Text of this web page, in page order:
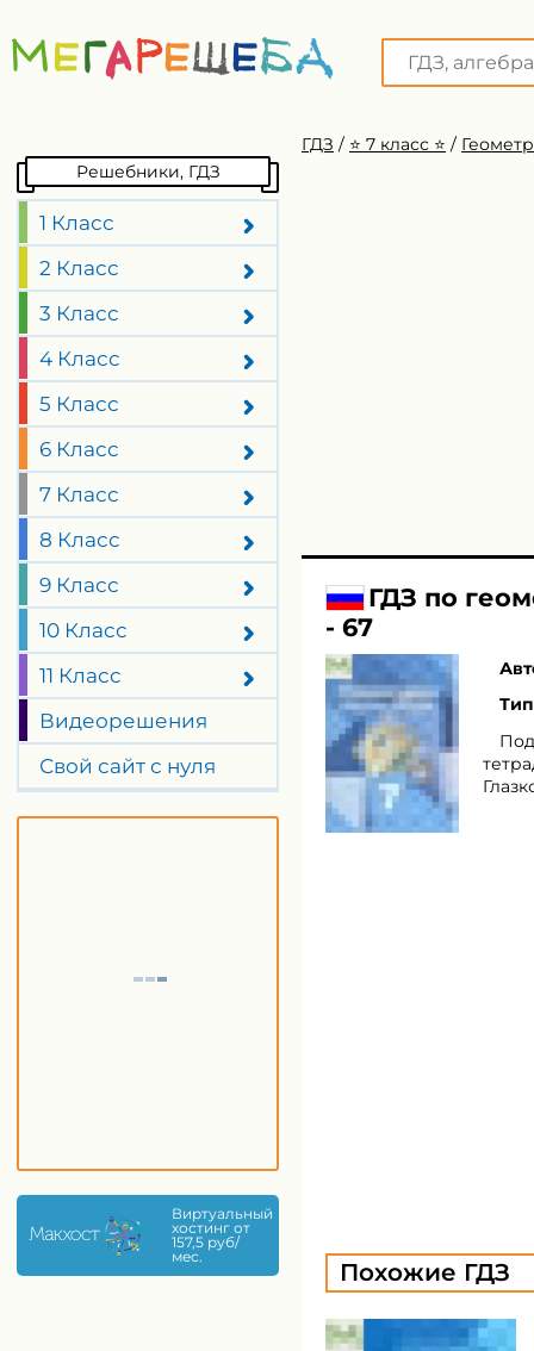
Решебники, ГДЗ
1 Класс
2 Класс
3 Класс
4 Класс
5 Класс
6 Класс
7 Класс
8 Класс
9 Класс
10 Класс
11 Класс
Видеорешения
Свой сайт с нуля
Виртуальный
хостинг от
157,5 руб/
мес.
ГДЗ / ⭐️ 7 класс ⭐️ /
ГДЗ по
- 67
Похожие ГДЗ